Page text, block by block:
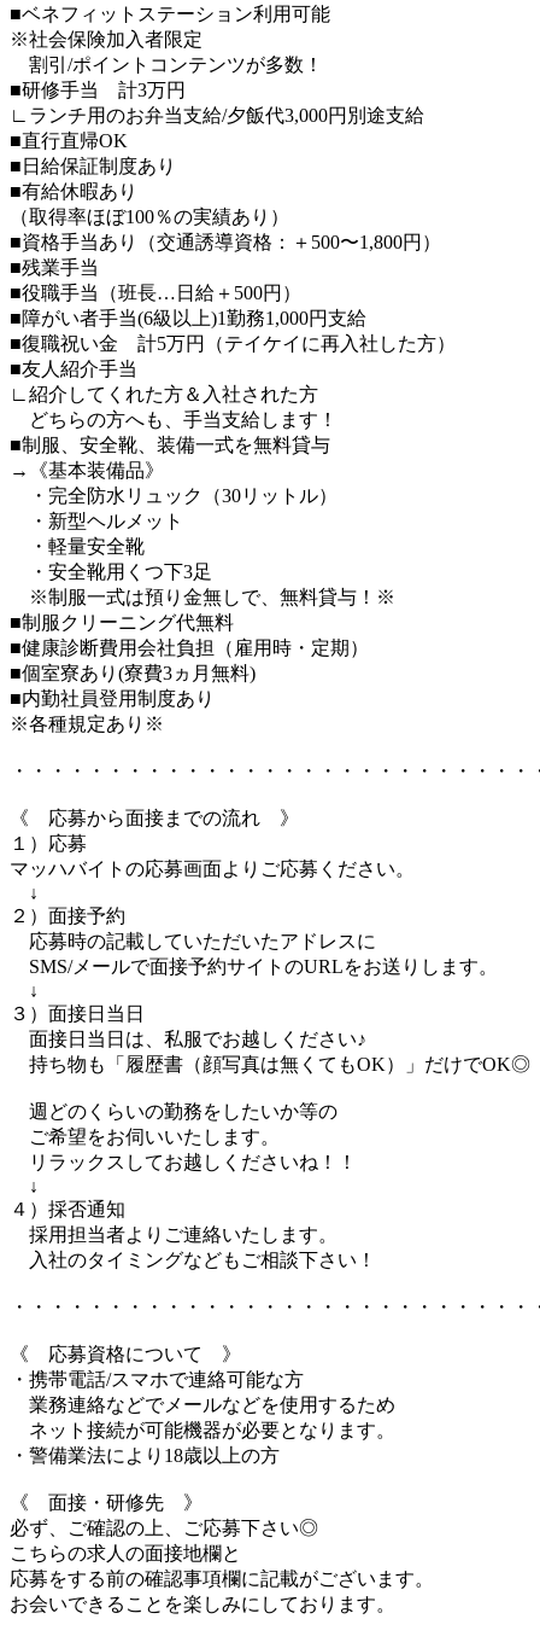
■ベネフィットステーション利用可能
※社会保険加入者限定
割引/ポイントコンテンツが多数！
■研修手当 計3万円
∟ランチ用のお弁当支給/夕飯代3,000円別途支給
■直行直帰OK
■日給保証制度あり
■有給休暇あり
（取得率ほぼ100％の実績あり）
■資格手当あり（交通誘導資格：＋500〜1,800円）
■残業手当
■役職手当（班長…日給＋500円）
■障がい者手当(6級以上)1勤務1,000円支給
■復職祝い金 計5万円（テイケイに再入社した方）
■友人紹介手当
∟紹介してくれた方＆入社された方
どちらの方へも、手当支給します！
■制服、安全靴、装備一式を無料貸与
→《基本装備品》
・完全防水リュック（30リットル）
・新型ヘルメット
・軽量安全靴
・安全靴用くつ下3足
※制服一式は預り金無しで、無料貸与！※
■制服クリーニング代無料
■健康診断費用会社負担（雇用時・定期）
■個室寮あり(寮費3ヵ月無料)
■内勤社員登用制度あり
※各種規定あり※
・・・・・・・・・・・・・・・・・・・・・・・・・・・
《 応募から面接までの流れ 》
１）応募
マッハバイトの応募画面よりご応募ください。
↓
２）面接予約
応募時の記載していただいたアドレスに
SMS/メールで面接予約サイトのURLをお送りします。
↓
３）面接日当日
面接日当日は、私服でお越しください♪
持ち物も「履歴書（顔写真は無くてもOK）」だけでOK◎
週どのくらいの勤務をしたいか等の
ご希望をお伺いいたします。
リラックスしてお越しくださいね！！
↓
４）採否通知
採用担当者よりご連絡いたします。
入社のタイミングなどもご相談下さい！
・・・・・・・・・・・・・・・・・・・・・・・・・・・
《 応募資格について 》
・携帯電話/スマホで連絡可能な方
業務連絡などでメールなどを使用するため
ネット接続が可能機器が必要となります。
・警備業法により18歳以上の方
《 面接・研修先 》
必ず、ご確認の上、ご応募下さい◎
こちらの求人の面接地欄と
応募をする前の確認事項欄に記載がございます。
お会いできることを楽しみにしております。